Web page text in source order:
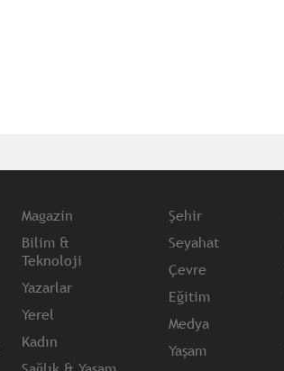
Magazin
Bilim &
Teknoloji
Yazarlar
Yerel
Kadın
Şehir
Seyahat
Çevre
Eğitim
Medya
Yaşam